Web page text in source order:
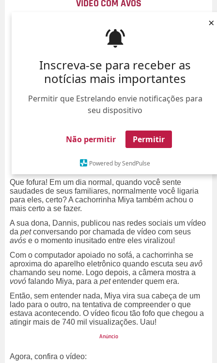
Inscreva-se para receber as
notícias mais importantes
Permitir que Estrelando envie notificações para
seu dispositivo
Não permitir Permitir
Powered by SendPulse
×
VÍDEO COM AVÓS
Que fofura! Em um dia normal, quando você sente
saudades de seus familiares, normalmente você ligaria
para eles, certo? A cachorrinha Miya também achou o
mais certo a se fazer.
A sua dona, Dannis, publicou nas redes sociais um vídeo
da petconversando por chamada de vídeo com seus
avós e o momento inusitado entre eles viralizou!
Com o computador apoiado no sofá, a cachorrinha se
aproxima do aparelho eletrônico quando escuta seu avô
chamando seu nome. Logo depois, a câmera mostra a
vovó falando Miya, para a petentender quem era.
Então, sem entender nada, Miya vira sua cabeça de um
lado para o outro, na tentativa de compreender o que
estava acontecendo. O vídeo ficou tão fofo que chegou a
atingir mais de 740 mil visualizações. Uau!
Agora, confira o vídeo: